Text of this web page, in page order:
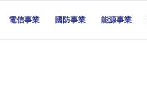
電信事業 國防事業 能源事業